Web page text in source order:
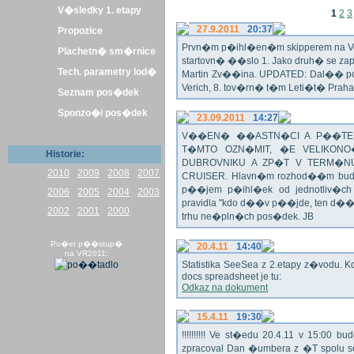
V�sledky 1. etapy
Propozice
Plachetn� sm�rnice
Tech. parametry lod�
Seznam pos�dek
Sponzo�i pos�dek
Historie:
2010
2009 2008
2007
2006
2005 2004
2003
2002
2001 2000
Po�et p��stup�
na VR2011:
1 2 3
27.9.2011
20:37
Prvn�m p�ihl�en�m skipperem na
startovn� ��slo 1. Jako druh� se
Martin Zv��ina. UPDATED: Dal��
Verich, 8. tov�rn� t�m Leti�t� Praha
23.09.2011
14:27
V��EN� ��ASTN�CI A
T�MTO OZN�MIT, �E
DUBROVNIKU A ZP�T V
CRUISER. Hlavn�m rozhod��m
p��jem p�ihl�ek od
pravidla "kdo d��v p��jde, ten
trhu ne�pln�ch pos�dek. JB
20.4.11
14:40
Statistika SeeSea z 2.etapy z�vodu.
docs spreadsheet je tu:
Odkaz na dokument
15.4.11
19:30
!!!!!!!!!! Ve st�edu 20.4.11 v 15:00
zpracoval Dan �umbera z �T spolu